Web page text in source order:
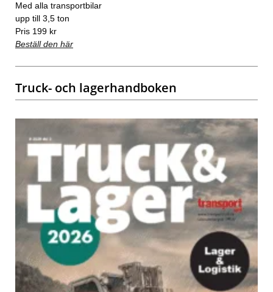
Med alla transportbilar
upp till 3,5 ton
Pris 199 kr
Beställ den här
Truck- och lagerhandboken